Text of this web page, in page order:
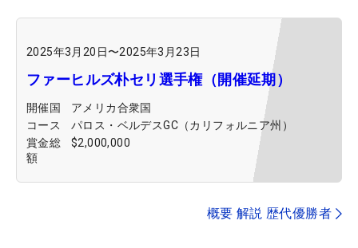
2025年3月20日〜2025年3月23日
ファーヒルズ朴セリ選手権（開催延期）
開催国
アメリカ合衆国
コース
パロス・ベルデスGC（カリフォルニア州）
賞金総
額
$2,000,000
概要 解説 歴代優勝者